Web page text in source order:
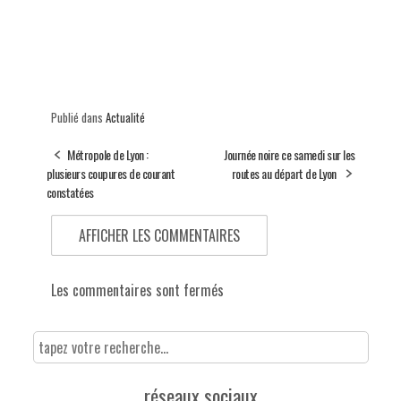
Publié dans Actualité
Métropole de Lyon :
plusieurs coupures de courant
constatées
Journée noire ce samedi sur les
routes au départ de Lyon
AFFICHER LES COMMENTAIRES
Les commentaires sont fermés